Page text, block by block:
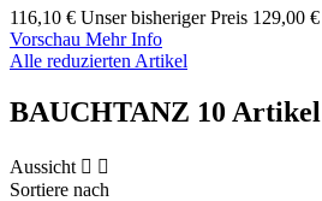
116,10 € Unser bisheriger Preis 129,00 €
Vorschau Mehr Info
Alle reduzierten Artikel
BAUCHTANZ 10
Aussicht  
Sortiere nach